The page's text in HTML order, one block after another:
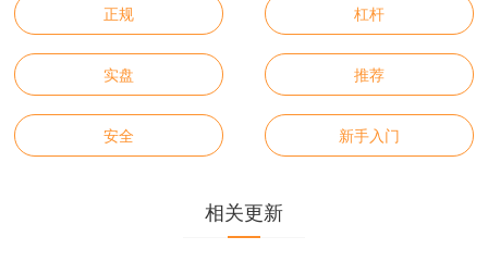
正规 杠杆
实盘 推荐
安全 新手入门
相关更新